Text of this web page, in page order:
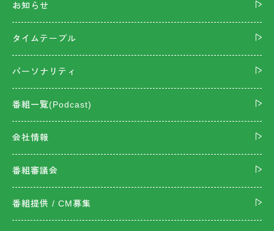
お知らせ
タイムテーブル
パーソナリティ
番組一覧(Podcast)
会社情報
番組審議会
番組提供 / CM募集